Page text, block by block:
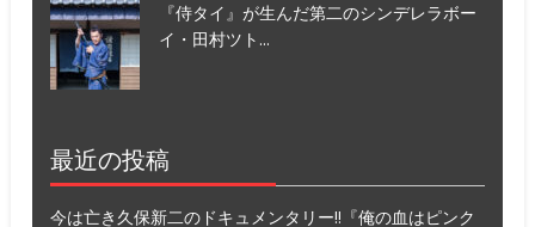
『侍タイ』が生んだ第二のシンデレラボー
イ・田村ツト...
最近の投稿
今は亡き久保新二のドキュメンタリー!!『俺の血はピンク